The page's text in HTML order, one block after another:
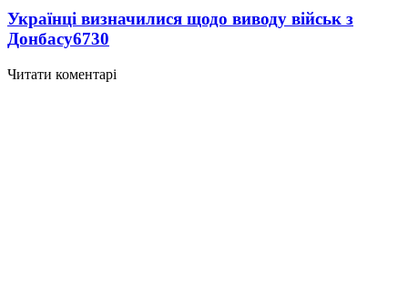
Українці визначилися щодо виводу військ з
Донбасу6730
Читати коментарі